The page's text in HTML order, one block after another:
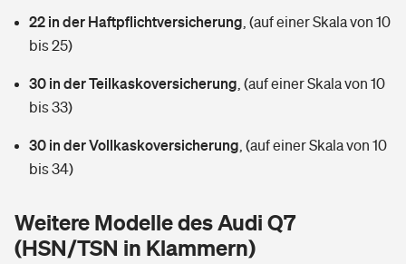
Sie haben Fragen?
Restkreditversicherung
Zur Übersicht
Tools
Kinderinvalidität
Reiseversicherung
Pferdehalter-Haftpflicht
Handyversicherung
Tierkrankenversicherung
Sie haben Fragen?
22 in der Haftpflichtversicherung (auf einer Skala von 10
bis 25)
30 in der Teilkaskoversicherung (auf einer Skala von 10
bis 33)
30 in der Vollkaskoversicherung (auf einer Skala von 10
bis 34)
Weitere Modelle des Audi Q7
(HSN/TSN in Klammern)